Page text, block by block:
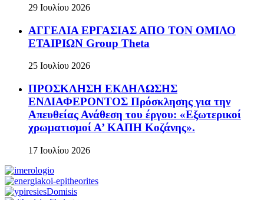
29 Ιουλίου 2026
ΑΓΓΕΛΙΑ ΕΡΓΑΣΙΑΣ ΑΠΟ ΤΟΝ ΟΜΙΛΟ
ΕΤΑΙΡΙΩΝ Group Theta
25 Ιουλίου 2026
ΠΡΟΣΚΛΗΣΗ ΕΚΔΗΛΩΣΗΣ
ΕΝΔΙΑΦΕΡΟΝΤΟΣ Πρόσκλησης για την
Απευθείας Ανάθεση του έργου: «Εξωτερικοί
χρωματισμοί Α’ ΚΑΠΗ Κοζάνης».
17 Ιουλίου 2026